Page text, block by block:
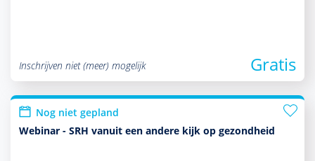
Inschrijven niet (meer) mogelijk Gratis
Nog niet gepland
Webinar - SRH vanuit een andere kijk op gezondheid